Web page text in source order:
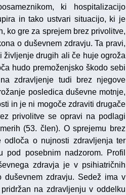
ki hospitalizacijo
in tako ustvari situacijo, ki je
ko gre za sprejem brez privolitve,
o duševnem zdravju. Ta pravi,
drugih ali če huje ogroža
hudo premoženjsko škodo sebi
zdravljenje tudi brez njegove
posledica duševne motnje,
in je ni mogoče zdraviti drugače
privolitve se opravi na podlagi
(53. člen). O sprejemu brez
o nujnosti zdravljenja ter
posebnim nadzorom. Profil
zdravja je v psihiatričnih
duševnem zdravju. Sedež ima v
na zdravljenju v oddelku